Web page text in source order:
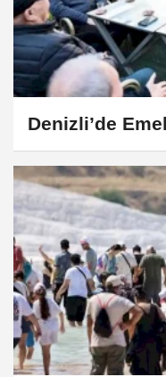
Denizli’de